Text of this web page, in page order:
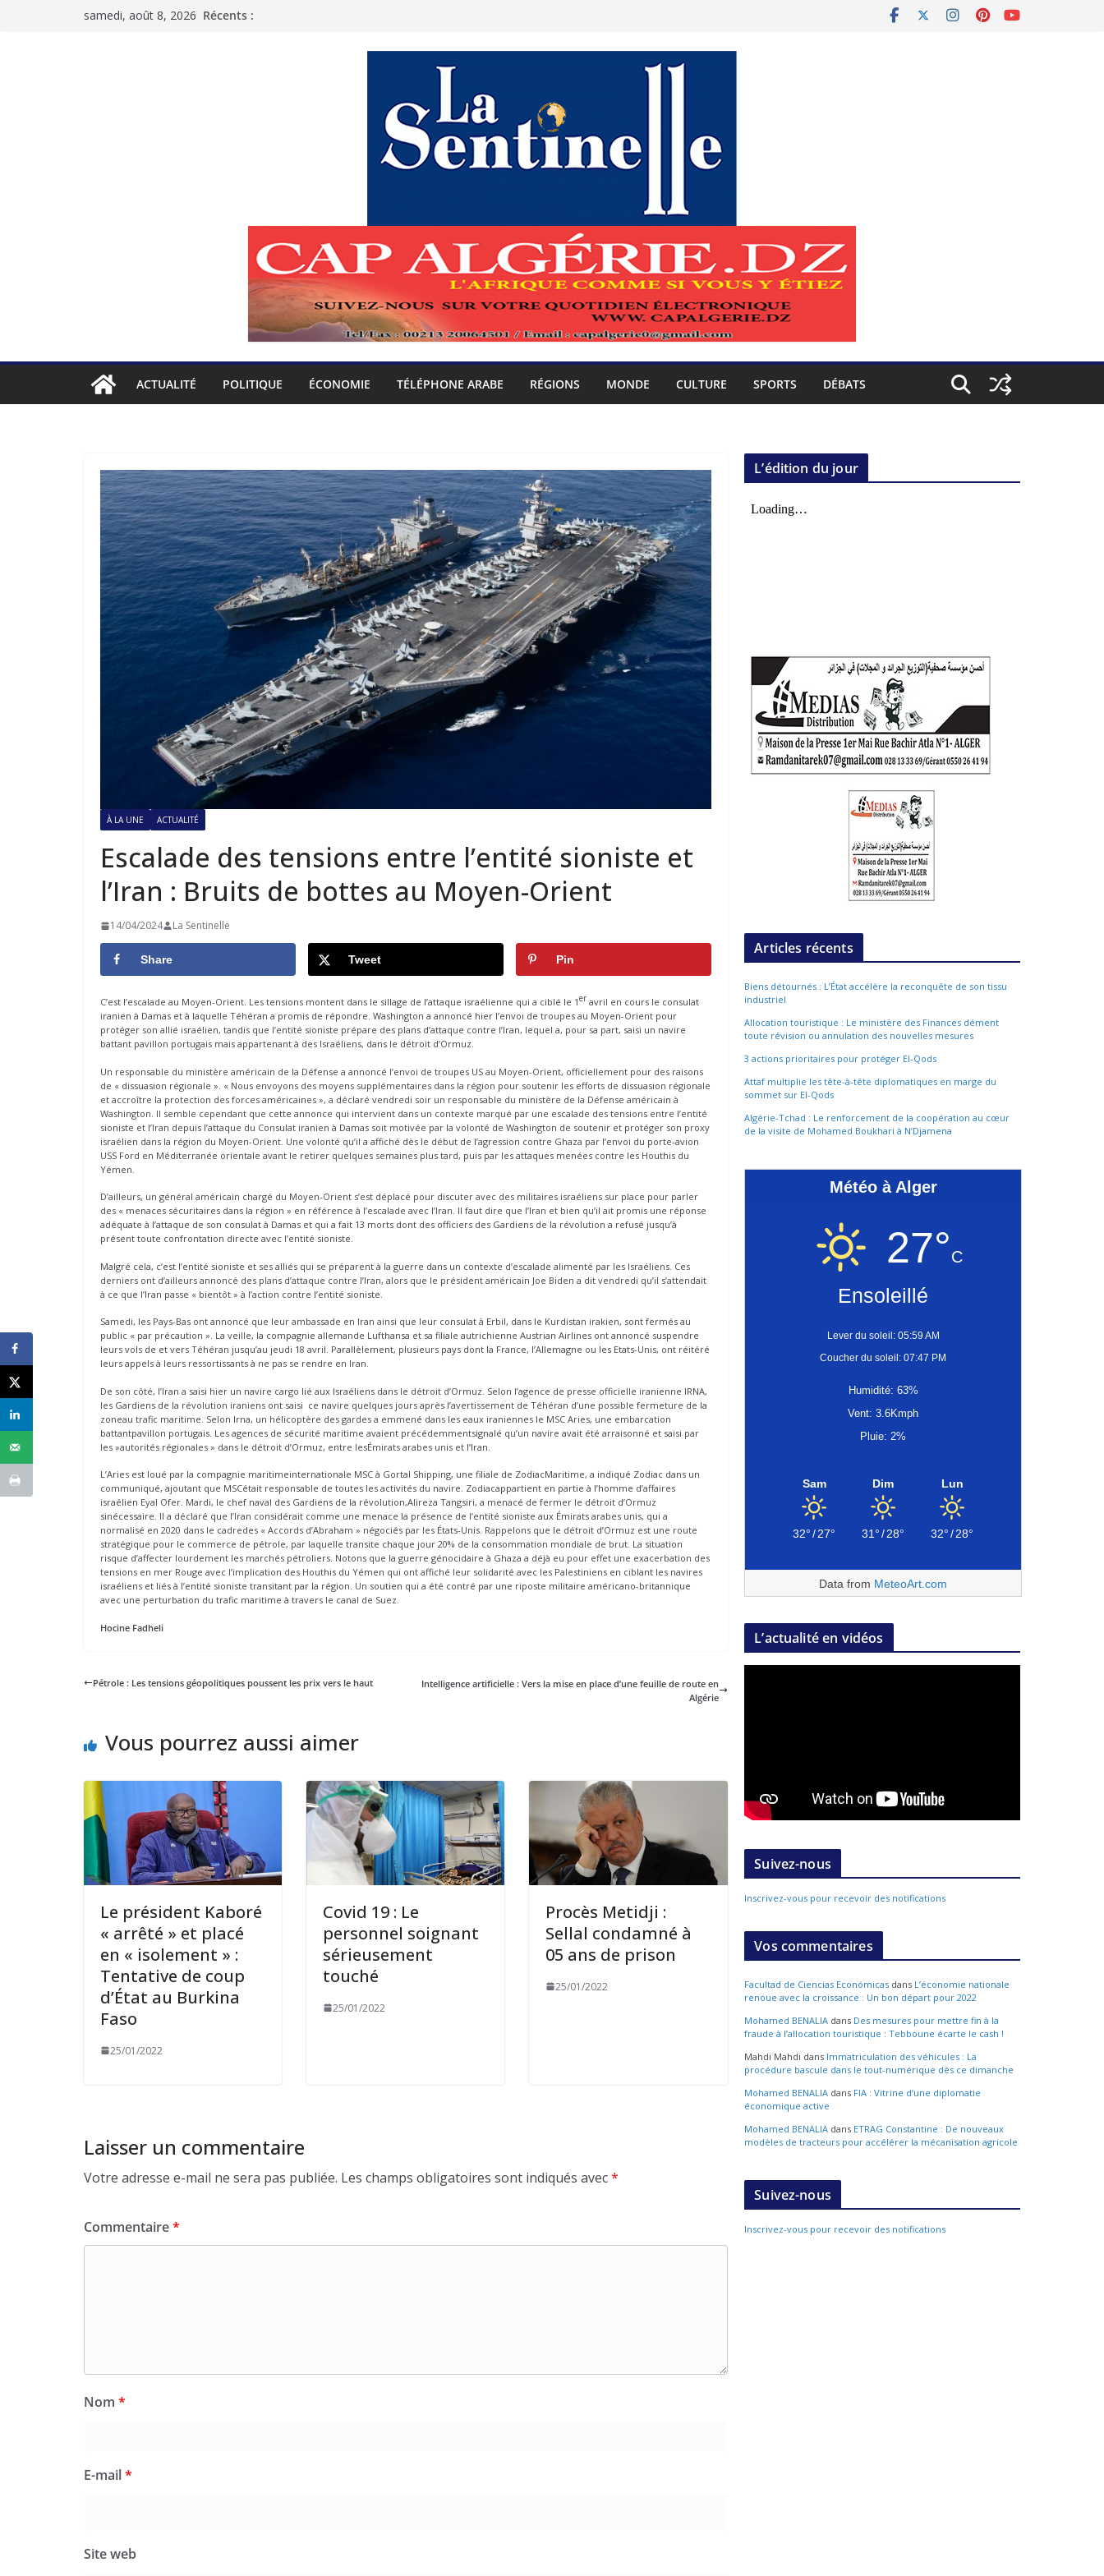
samedi, août 8, 2026 Récents :
ACTUALITÉ POLITIQUE ÉCONOMIE TÉLÉPHONE ARABE RÉGIONS MONDE CULTURE SPORTS DÉBATS
À LA UNE ACTUALITÉ
Escalade des tensions entre l’entité sioniste et
l’Iran : Bruits de bottes au Moyen-Orient
14/04/2024 La Sentinelle
Share Tweet Pin
C’est l’escalade au Moyen-Orient. Les tensions montent dans le sillage de l’attaque israélienne qui a ciblé le 1er avril en cours le consulat
iranien à Damas et à laquelle Téhéran a promis de répondre. Washington a annoncé hier l’envoi de troupes au Moyen-Orient pour
protéger son allié israélien, tandis que l’entité sioniste prépare des plans d’attaque contre l’Iran, lequel a, pour sa part, saisi un navire
battant pavillon portugais mais appartenant à des Israéliens, dans le détroit d’Ormuz.
Un responsable du ministère américain de la Défense a annoncé l’envoi de troupes US au Moyen-Orient, officiellement pour des raisons
de « dissuasion régionale ». « Nous envoyons des moyens supplémentaires dans la région pour soutenir les efforts de dissuasion régionale
et accroître la protection des forces américaines », a déclaré vendredi soir un responsable du ministère de la Défense américain à
Washington. Il semble cependant que cette annonce qui intervient dans un contexte marqué par une escalade des tensions entre l’entité
sioniste et l’Iran depuis l’attaque du Consulat iranien à Damas soit motivée par la volonté de Washington de soutenir et protéger son proxy
israélien dans la région du Moyen-Orient. Une volonté qu’il a affiché dès le début de l’agression contre Ghaza par l’envoi du porte-avion
USS Ford en Méditerranée orientale avant le retirer quelques semaines plus tard, puis par les attaques menées contre les Houthis du
Yémen.
D’ailleurs, un général américain chargé du Moyen-Orient s’est déplacé pour discuter avec des militaires israéliens sur place pour parler
des « menaces sécuritaires dans la région » en référence à l’escalade avec l’Iran. Il faut dire que l’Iran et bien qu’il ait promis une réponse
adéquate à l’attaque de son consulat à Damas et qui a fait 13 morts dont des officiers des Gardiens de la révolution a refusé jusqu’à
présent toute confrontation directe avec l’entité sioniste.
Malgré cela, c’est l’entité sioniste et ses alliés qui se préparent à la guerre dans un contexte d’escalade alimenté par les Israéliens. Ces
derniers ont d’ailleurs annoncé des plans d’attaque contre l’Iran, alors que le président américain Joe Biden a dit vendredi qu’il s’attendait
à ce que l’Iran passe « bientôt » à l’action contre l’entité sioniste.
Samedi, les Pays-Bas ont annoncé que leur ambassade en Iran ainsi que leur consulat à Erbil, dans le Kurdistan irakien, sont fermés au
public « par précaution ». La veille, la compagnie allemande Lufthansa et sa filiale autrichienne Austrian Airlines ont annoncé suspendre
leurs vols de et vers Téhéran jusqu’au jeudi 18 avril. Parallèlement, plusieurs pays dont la France, l’Allemagne ou les Etats-Unis, ont réitéré
leurs appels à leurs ressortissants à ne pas se rendre en Iran.
De son côté, l’Iran a saisi hier un navire cargo lié aux Israéliens dans le détroit d’Ormuz. Selon l’agence de presse officielle iranienne IRNA,
les Gardiens de la révolution iraniens ont saisi ce navire quelques jours après l’avertissement de Téhéran d’une possible fermeture de la
zoneau trafic maritime. Selon Irna, un hélicoptère des gardes a emmené dans les eaux iraniennes le MSC Aries, une embarcation
battantpavillon portugais. Les agences de sécurité maritime avaient précédemmentsignalé qu’un navire avait été arraisonné et saisi par
les »autorités régionales » dans le détroit d’Ormuz, entre lesÉmirats arabes unis et l’Iran.
L’Aries est loué par la compagnie maritimeinternationale MSC à Gortal Shipping, une filiale de ZodiacMaritime, a indiqué Zodiac dans un
communiqué, ajoutant que MSCétait responsable de toutes les activités du navire. Zodiacappartient en partie à l’homme d’affaires
israélien Eyal Ofer. Mardi, le chef naval des Gardiens de la révolution,Alireza Tangsiri, a menacé de fermer le détroit d’Ormuz
sinécessaire. Il a déclaré que l’Iran considérait comme une menace la présence de l’entité sioniste aux Émirats arabes unis, qui a
normalisé en 2020 dans le cadredes « Accords d’Abraham » négociés par les États-Unis. Rappelons que le détroit d’Ormuz est une route
stratégique pour le commerce de pétrole, par laquelle transite chaque jour 20% de la consommation mondiale de brut. La situation
risque d’affecter lourdement les marchés pétroliers. Notons que la guerre génocidaire à Ghaza a déjà eu pour effet une exacerbation des
tensions en mer Rouge avec l’implication des Houthis du Yémen qui ont affiché leur solidarité avec les Palestiniens en ciblant les navires
israéliens et liés à l’entité sioniste transitant par la région. Un soutien qui a été contré par une riposte militaire américano-britannique
avec une perturbation du trafic maritime à travers le canal de Suez.
Hocine Fadheli
Pétrole : Les tensions géopolitiques poussent les prix vers le haut
Intelligence artificielle : Vers la mise en place d’une feuille de route en
Algérie
Vous pourrez aussi aimer
Le président Kaboré
« arrêté » et placé
en « isolement » :
Tentative de coup
d’État au Burkina
Faso
25/01/2022
Covid 19 : Le
personnel soignant
sérieusement
touché
25/01/2022
Procès Metidji :
Sellal condamné à
05 ans de prison
25/01/2022
Laisser un commentaire
Votre adresse e-mail ne sera pas publiée. Les champs obligatoires sont indiqués avec*
Commentaire*
Nom *
E-mail*
Site web
L’édition du jour
Articles récents
Biens détournés : L’État accélère la reconquête de son tissu
industriel
Allocation touristique : Le ministère des Finances dément
toute révision ou annulation des nouvelles mesures
3 actions prioritaires pour protéger El-Qods
Attaf multiplie les tête-à-tête diplomatiques en marge du
sommet sur El-Qods
Algérie-Tchad : Le renforcement de la coopération au cœur
de la visite de Mohamed Boukhari à N’Djamena
Météo à Alger
27°C
Ensoleillé
Lever du soleil: 05:59 AM
Coucher du soleil: 07:47 PM
Humidité: 63%
Vent: 3.6Kmph
Pluie: 2%
Sam
32°/27°
Dim
31°/28°
Lun
32°/28°
Data from MeteoArt.com
L’actualité en vidéos
Suivez-nous
Inscrivez-vous pour recevoir des notifications
Vos commentaires
Facultad de Ciencias Económicas dans L’économie nationale
renoue avec la croissance : Un bon départ pour 2022
Mohamed BENALIA dans Des mesures pour mettre fin à la
fraude à l’allocation touristique : Tebboune écarte le cash !
Mahdi Mahdi dans Immatriculation des véhicules : La
procédure bascule dans le tout-numérique dès ce dimanche
Mohamed BENALIA dans FIA : Vitrine d’une diplomatie
économique active
Mohamed BENALIA dans ETRAG Constantine : De nouveaux
modèles de tracteurs pour accélérer la mécanisation agricole
Suivez-nous
Inscrivez-vous pour recevoir des notifications